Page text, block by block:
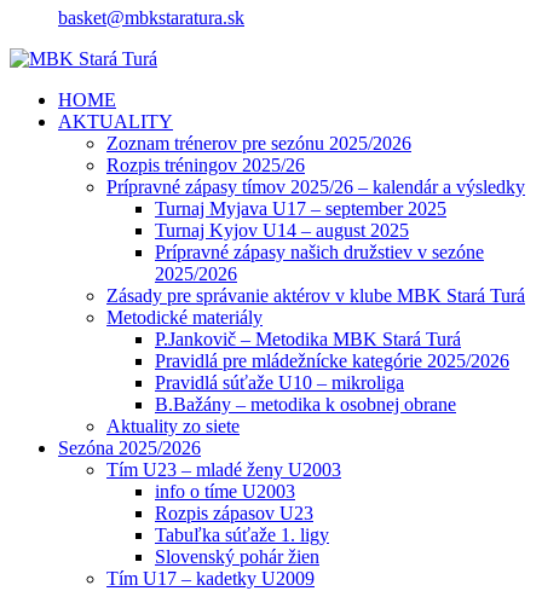
basket@mbkstaratura.sk
HOME
AKTUALITY
Zoznam trénerov pre sezónu 2025/2026
Rozpis tréningov 2025/26
Prípravné zápasy tímov 2025/26 – kalendár a výsledky
Turnaj Myjava U17 – september 2025
Turnaj Kyjov U14 – august 2025
Prípravné zápasy našich družstiev v sezóne
2025/2026
Zásady pre správanie aktérov v klube MBK Stará Turá
Metodické materiály
P.Jankovič – Metodika MBK Stará Turá
Pravidlá pre mládežnícke kategórie 2025/2026
Pravidlá súťaže U10 – mikroliga
B.Bažány – metodika k osobnej obrane
Aktuality zo siete
Sezóna 2025/2026
Tím U23 – mladé ženy U2003
info o tíme U2003
Rozpis zápasov U23
Tabuľka súťaže 1. ligy
Slovenský pohár žien
Tím U17 – kadetky U2009